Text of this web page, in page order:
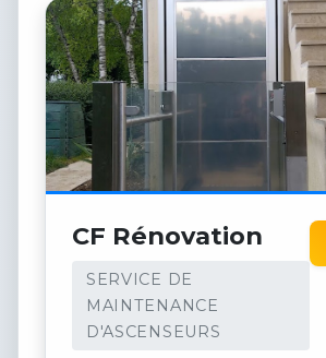
CF Rénovation
SERVICE DE
MAINTENANCE
D'ASCENSEURS